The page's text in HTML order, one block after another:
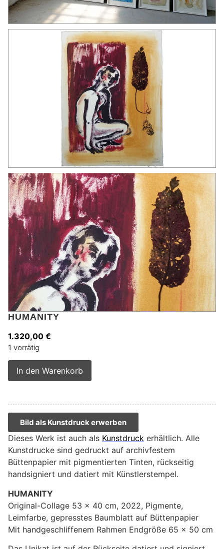
HUMANITY
1.320,00 €
1 vorrätig
In den Warenkorb
Bild als Kunstdruck erwerben
Dieses Werk ist auch als Kunstdruck erhältlich. Alle
Kunstdrucke sind gedruckt auf archivfestem
Büttenpapier mit pigmentierten Tinten, rückseitig
handsigniert und datiert mit Künstlerstempel.
HUMANITY
Original-Collage 53 x 40 cm, 2022, Pigmente,
Leimfarbe, gepresstes Baumblatt auf Büttenpapier
Mit handgeschliffenem Rahmen Endgröße 65 x 50 cm